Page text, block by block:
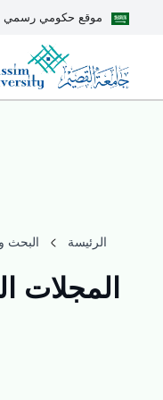
موقع حكومي رسمي
الرئيسة البحث
المجلات